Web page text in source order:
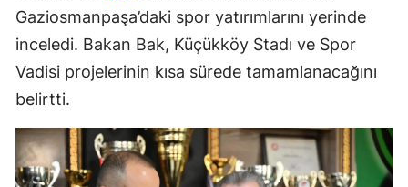
Gaziosmanpaşa’daki spor yatırımlarını yerinde
inceledi. Bakan Bak, Küçükköy Stadı ve Spor
Vadisi projelerinin kısa sürede tamamlanacağını
belirtti.